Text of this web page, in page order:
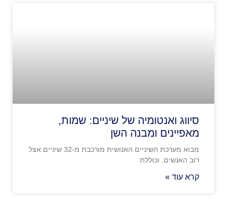
סיווג ואנטומיה של שיניים: שמות,
מאפיינים ומבנה השן
מבוא מערכת השיניים האנושית מורכבת מ-32 שיניים אצל
רוב האנשים, וכוללת
קרא עוד »